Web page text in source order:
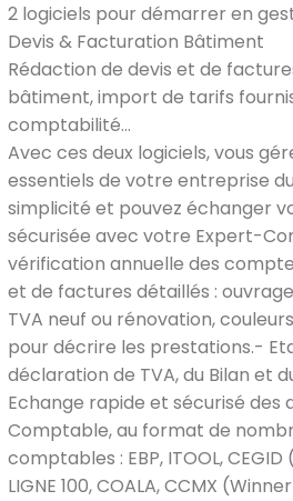
2 logiciels pour démarrer en
Devis & Facturation Bâtiment
Rédaction de devis et de
bâtiment, import de tarifs
comptabilité…
Avec ces deux logiciels, vous
essentiels de votre entreprise
simplicité et pouvez échanger
sécurisée avec votre Expert-
vérification annuelle des
et de factures détaillés :
TVA neuf ou rénovation,
pour décrire les prestations.-
déclaration de TVA, du Bilan et
Echange rapide et sécurisé des
Comptable, au format de
comptables : EBP, ITOOL, CEGID
LIGNE 100, COALA, CCMX